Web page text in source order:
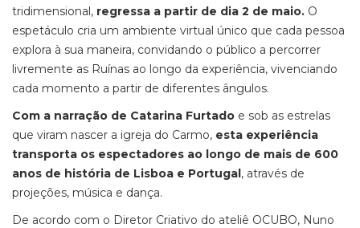
tridimensional, regressa a partir de dia 2 de maio. O
espetáculo cria um ambiente virtual único que cada pessoa
explora à sua maneira, convidando o público a percorrer
livremente as Ruínas ao longo da experiência, vivenciando
cada momento a partir de diferentes ângulos.
Com a narração de Catarina Furtado e sob as estrelas
que viram nascer a igreja do Carmo, esta experiência
transporta os espectadores ao longo de mais de 600
anos de história de Lisboa e Portugal, através de
projeções, música e dança.
De acordo com o Diretor Criativo do ateliê OCUBO, Nuno